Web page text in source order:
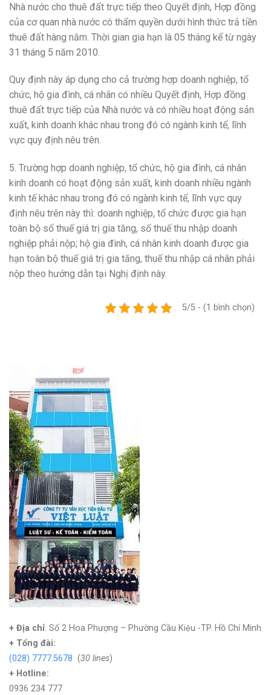
Nhà nước cho thuê đất trực tiếp theo Quyết định, Hợp đồng
của cơ quan nhà nước có thẩm quyền dưới hình thức trả tiền
thuê đất hàng năm. Thời gian gia hạn là 05 tháng kể từ ngày
31 tháng 5 năm 2010.
Quy định này áp dụng cho cả trường hợp doanh nghiệp, tổ
chức, hộ gia đình, cá nhân có nhiều Quyết định, Hợp đồng
thuê đất trực tiếp của Nhà nước và có nhiều hoạt động sản
xuất, kinh doanh khác nhau trong đó có ngành kinh tế, lĩnh
vực quy định nêu trên.
5. Trường hợp doanh nghiệp, tổ chức, hộ gia đình, cá nhân
kinh doanh có hoạt động sản xuất, kinh doanh nhiều ngành
kinh tế khác nhau trong đó có ngành kinh tế, lĩnh vực quy
định nêu trên này thì: doanh nghiệp, tổ chức được gia hạn
toàn bộ số thuế giá trị gia tăng, số thuế thu nhập doanh
nghiệp phải nộp; hộ gia đình, cá nhân kinh doanh được gia
hạn toàn bộ thuế giá trị gia tăng, thuế thu nhập cá nhân phải
nộp theo hướng dẫn tại Nghị định này.
5/5 - (1 bình chọn)
+ Địa chỉ: Số 2 Hoa Phượng – Phường Cầu Kiệu -TP. Hồ Chí Minh
+ Tổng đài:
(028) 7777.5678 (30 lines)
+ Hotline:
0936 234 777